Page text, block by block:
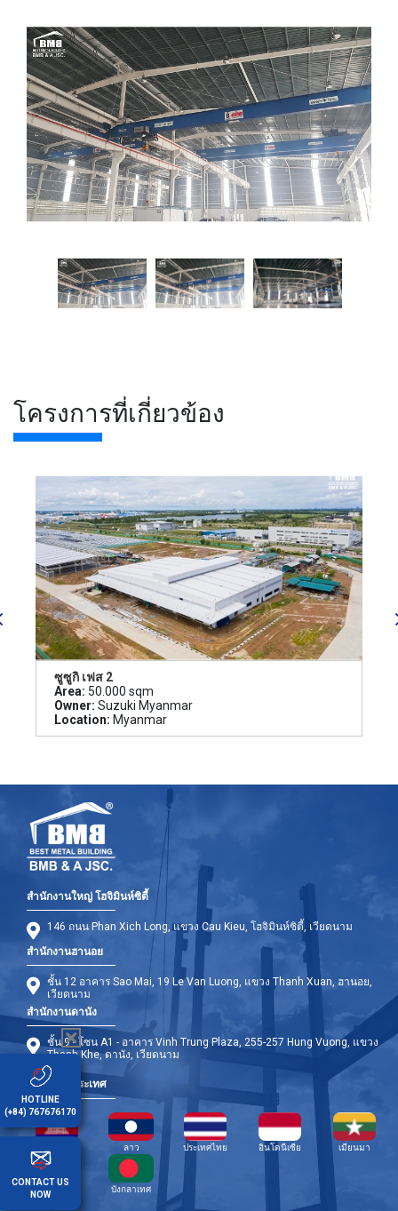
โครงการที่เกี่ยวข้อง
ซูซูกิ เฟส 2
Area: 50.000 sqm
Owner: Suzuki Myanmar
Location: Myanmar
สำนักงานใหญ่ โฮจิมินห์ซิตี้
146 ถนน Phan Xich Long, แขวง Cau Kieu, โฮจิมินห์ซิตี้, เวียดนาม
สำนักงานฮานอย
ชั้น 12 อาคาร Sao Mai, 19 Le Van Luong, แขวง Thanh Xuan, ฮานอย,
เวียดนาม
สำนักงานดานัง
ชั้น 9 - โซน A1 - อาคาร Vinh Trung Plaza, 255-257 Hung Vuong, แขวง
Thanh Khe, ดานัง, เวียดนาม
สาขาต่างประเทศ
ลาว ประเทศไทย อินโดนีเซีย เมียนมา
ฟิลิปปินส์ บังกลาเทศ
HOTLINE
(+84) 767676170
CONTACT US
NOW